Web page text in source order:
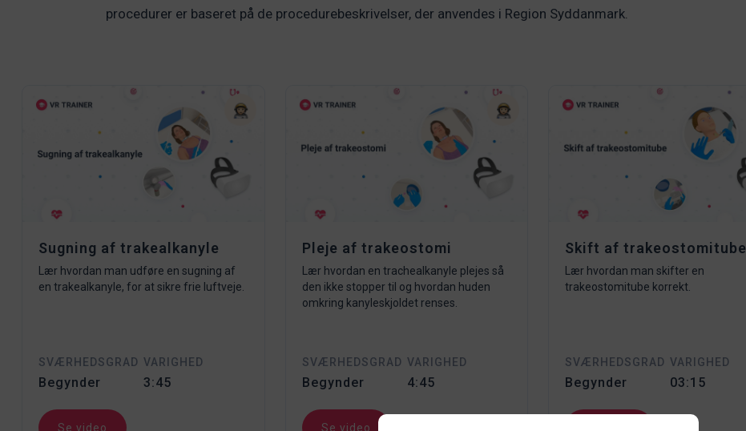
procedurer er baseret på de procedurebeskrivelser, der anvendes i Region Syddanmark.
Sugning af trakealkanyle
Lær hvordan man udføre en sugning af
en trakealkanyle, for at sikre frie luftveje.
SVÆRHEDSGRAD
Begynder
VARIGHED
3:45
Se video
Pleje af trakeostomi
Lær hvordan en trachealkanyle plejes så
den ikke stopper til og hvordan huden
omkring kanyleskjoldet renses.
SVÆRHEDSGRAD
Begynder
VARIGHED
4:45
Se video
Skift af trakeostomitube
Lær hvordan man skifter en
trakeostomitube korrekt.
SVÆRHEDSGRAD
Begynder
VARIGHED
03:15